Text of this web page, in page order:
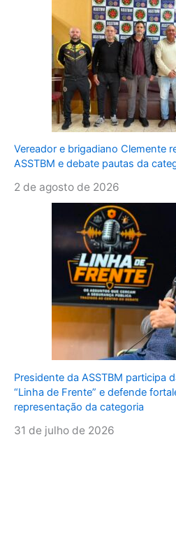
Vereador e brigadiano Clemente
ASSTBM e debate pautas da
2 de agosto de 2026
Presidente da ASSTBM participa
“Linha de Frente” e defende
representação da categoria
31 de julho de 2026